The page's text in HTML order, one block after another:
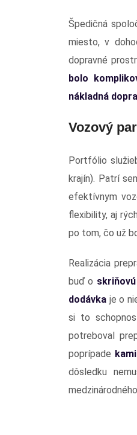
Špedičná
miesto, v
dopravné
bolo
nákladná
Vozový
Portfólio
krajín). Patrí
efektívnym
flexibility, aj
po tom, čo už
Realizácia
buď o
dodávka je o
si to
potreboval
poprípade
dôsledku